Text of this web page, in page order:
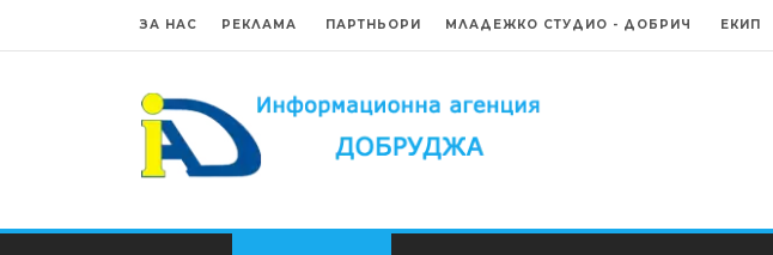
ЗА НАС РЕКЛАМА ПАРТНЬОРИ МЛАДЕЖКО СТУДИО - ДОБРИЧ ЕКИП